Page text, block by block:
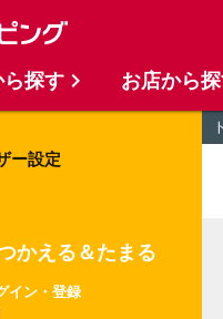
ー設定
かえる＆たまる
イン・登録
ら探す お店から